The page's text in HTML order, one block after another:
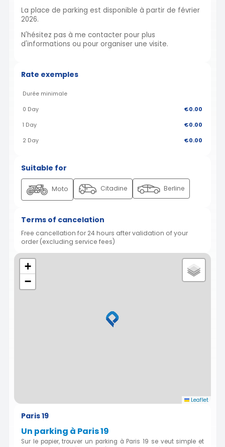
La place de parking est disponible à partir de février
2026.
N'hésitez pas à me contacter pour plus
d'informations ou pour organiser une visite.
Rate exemples
Durée minimale
0 Day €0.00
1 Day €0.00
2 Day €0.00
Suitable for
Moto Citadine Berline
Terms of cancelation
Free cancellation for 24 hours after validation of your
order (excluding service fees)
+
−
Leaflet
Paris 19
Un parking à Paris 19
Sur le papier, trouver un parking à Paris 19 se veut simple et